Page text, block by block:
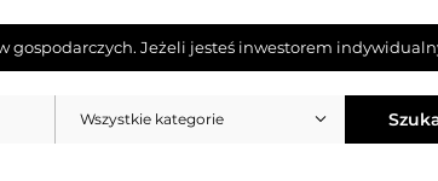
Jeżeli jesteś inwestorem
Wszystkie kategorie